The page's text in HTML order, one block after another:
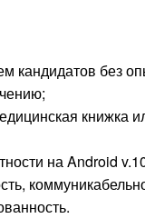
кандидатов без
книжка
на Android